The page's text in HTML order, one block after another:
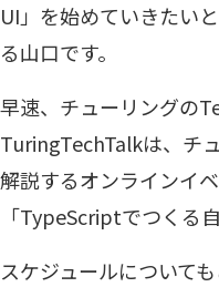
UI」を始めていきたい
る山口です。
早速、チューリングの
TuringTechTalkは、チ
解説するオンラインイ
「TypeScriptでつくる
スケジュールについて